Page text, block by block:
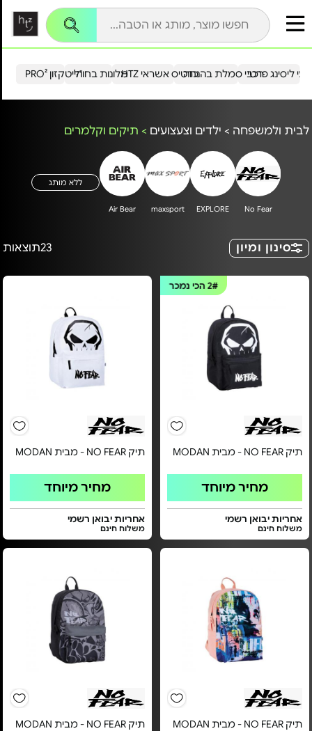
הייטקזון PRO²מלונות בחו"ל כרטיס אשראי HTZ ליסינג פרטירכבי סמלת בהנחה
לבית ולמשפחה > ילדים וצעצועים > תיקים וקלמרים
No Fear
EXPLORE
maxsport
Air Bear
ללא מותג
סינון ומיון 23תוצאות
2#הכי נמכר
תיק NO FEAR - מבית MODAN
מחיר מיוחד
אחריות יבואן רשמי
משלוח חינם
תיק NO FEAR - מבית MODAN
מחיר מיוחד
אחריות יבואן רשמי
משלוח חינם
תיק NO FEAR - מבית MODAN תיק NO FEAR - מבית MODAN